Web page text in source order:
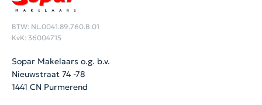
BTW: NL.0041.89.760.B.01
KvK: 36004715
Sopar Makelaars o.g. b.v.
Nieuwstraat 74 -78
1441 CN Purmerend